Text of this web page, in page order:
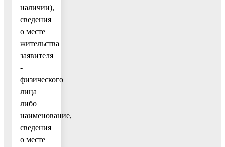
наличии),
сведения
о месте
жительства
заявителя
-
физического
лица
либо
наименование,
сведения
о месте